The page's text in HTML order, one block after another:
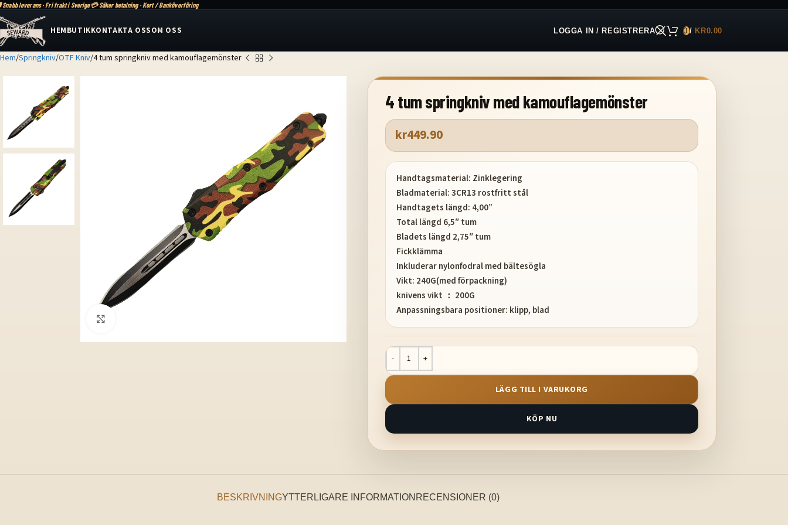
Snabb leverans · Fri frakt i Sverige💳 Säker betalning · Kort / Banköverföring
HEMBUTIKKONTAKTA OSSOM OSS LOGGA IN / REGISTRERA 0/ KR0.00
Hem Springkniv OTF Kniv 4 tum springkniv med kamouflagemönster
4 tum springkniv med kamouflagemönster
kr449.90
Handtagsmaterial: Zinklegering
Bladmaterial: 3CR13 rostfritt stål
Handtagets längd: 4,00”
Total längd 6,5″ tum
Bladets längd 2,75″ tum
Fickklämma
Inkluderar nylonfodral med bältesögla
Vikt: 240G(med förpackning)
knivens vikt ： 200G
Anpassningsbara positioner: klipp, blad
LÄGG TILL I VARUKORG
KÖP NU
BESKRIVNINGYTTERLIGARE INFORMATION RECENSIONER (0)